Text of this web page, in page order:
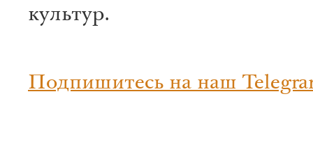
культур.
Подпишитесь на наш